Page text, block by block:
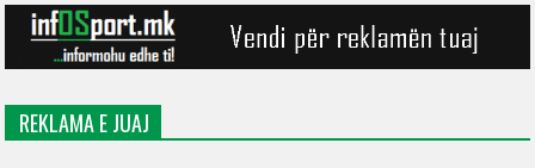
REKLAMA E JUAJ